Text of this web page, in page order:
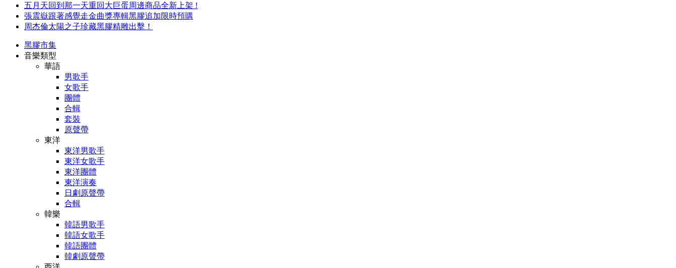
五月天回到那一天重回大巨蛋周邊商品全新上架 !
張震嶽跟著感覺走金曲獎專輯黑膠追加限時預購
周杰倫太陽之子珍藏黑膠精雕出擊！
黑膠市集
音樂類型
華語
男歌手
女歌手
團體
合輯
套裝
原聲帶
東洋
東洋男歌手
東洋女歌手
東洋團體
東洋演奏
日劇原聲帶
合輯
韓樂
韓語男歌手
韓語女歌手
韓語團體
韓劇原聲帶